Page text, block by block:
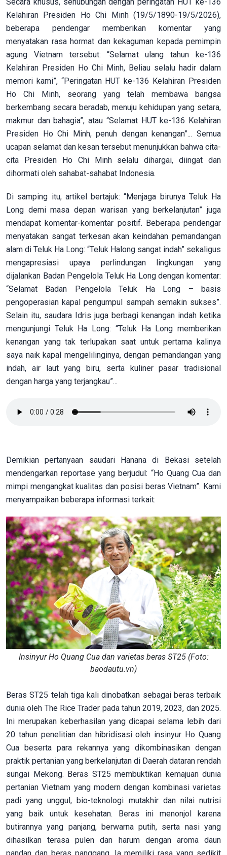
Kelahiran Presiden Ho Chi Minh (19/5/1890-19/5/2026),
beberapa pendengar memberikan komentar yang
menyatakan rasa hormat dan kekaguman kepada pemimpin
agung Vietnam tersebut: “Selamat ulang tahun ke-136
Kelahiran Presiden Ho Chi Minh, Beliau selalu hadir dalam
memori kami”, “Peringatan HUT ke-136 Kelahiran Presiden
Ho Chi Minh, seorang yang telah membawa bangsa
berkembang secara beradab, menuju kehidupan yang setara,
makmur dan bahagia”, atau “Selamat HUT ke-136 Kelahiran
Presiden Ho Chi Minh, penuh dengan kenangan”... Semua
ucapan selamat dan kesan tersebut menunjukkan bahwa cita-
cita Presiden Ho Chi Minh selalu dihargai, diingat dan
dihormati oleh sahabat-sahabat Indonesia.
Di samping itu, artikel bertajuk: “Menjaga birunya Teluk Ha
Long demi masa depan warisan yang berkelanjutan” juga
mendapat komentar-komentar positif. Beberapa pendengar
menyatakan sangat terkesan akan keindahan pemandangan
alam di Teluk Ha Long: “Teluk Halong sangat indah” sekaligus
mengapresiasi upaya perlindungan lingkungan yang
dijalankan Badan Pengelola Teluk Ha Long dengan komentar:
“Selamat Badan Pengelola Teluk Ha Long – basis
pengoperasian kapal pengumpul sampah semakin sukses”.
Selain itu, saudara Idris juga berbagi kenangan indah ketika
mengunjungi Teluk Ha Long: “Teluk Ha Long memberikan
kenangan yang tak terlupakan saat untuk pertama kalinya
saya naik kapal mengelilinginya, dengan pemandangan yang
indah, air laut yang biru, serta kuliner pasar tradisional
dengan harga yang terjangkau”...
Demikian pertanyaan saudari Hanana di Bekasi setelah
mendengarkan reportase yang berjudul: “Ho Quang Cua dan
mimpi mengangkat kualitas dan posisi beras Vietnam”. Kami
menyampaikan beberapa informasi terkait:
Insinyur Ho Quang Cua dan varietas beras ST25 (Foto:
baodautu.vn)
Beras ST25 telah tiga kali dinobatkan sebagai beras terbaik
dunia oleh The Rice Trader pada tahun 2019, 2023, dan 2025.
Ini merupakan keberhasilan yang dicapai selama lebih dari
20 tahun penelitian dan hibridisasi oleh insinyur Ho Quang
Cua beserta para rekannya yang dikombinasikan dengan
praktik pertanian yang berkelanjutan di Daerah dataran rendah
sungai Mekong. Beras ST25 membuktikan kemajuan dunia
pertanian Vietnam yang modern dengan kombinasi varietas
padi yang unggul, bio-teknologi mutakhir dan nilai nutrisi
yang baik untuk kesehatan. Beras ini menonjol karena
butirannya yang panjang, berwarna putih, serta nasi yang
dihasilkan terasa pulen dan harum dengan aroma daun
pandan dan beras panggang. Ia memiliki rasa yang sedikit